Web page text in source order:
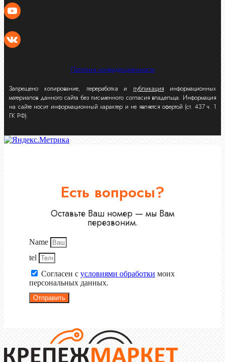
Политика конфиденциальности
Запрещено копирование, переработка и публикация информационных
материалов данного сайта без письменного согласия владельца. Информация
на сайте носит информационный характер и не является офертой (ст. 437 ч. 1
ГК РФ).
Есть вопросы?
Оставьте Ваш номер — мы Вам
перезвоним.
Name
tel
Согласен с условиями обработки моих
персональных данных.
Отправить